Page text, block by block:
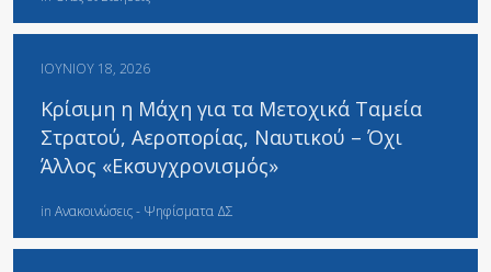
ΙΟΥΝΊΟΥ 18, 2026
Κρίσιμη η Μάχη για τα Μετοχικά Ταμεία
Στρατού, Αεροπορίας, Ναυτικού – Όχι
Άλλος «Εκσυγχρονισμός»
in Ανακοινώσεις - Ψηφίσματα ΔΣ